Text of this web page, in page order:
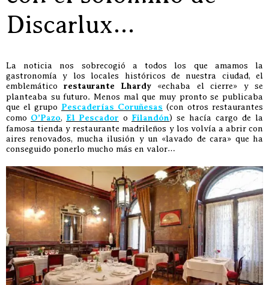
Discarlux…
La noticia nos sobrecogió a todos los que amamos la
gastronomía y los locales históricos de nuestra ciudad, el
emblemático restaurante Lhardy «echaba el cierre» y se
planteaba su futuro. Menos mal que muy pronto se publicaba
que el grupo Pescaderías Coruñesas (con otros restaurantes
como O’Pazo, El Pescador o Filandón) se hacía cargo de la
famosa tienda y restaurante madrileños y los volvía a abrir con
aires renovados, mucha ilusión y un «lavado de cara» que ha
conseguido ponerlo mucho más en valor…